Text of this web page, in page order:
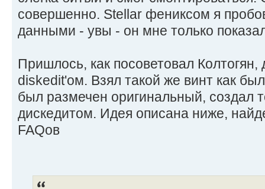
совершенно. Stellar фениксом я
данными - увы - он мне только
Пришлось, как посоветовал Колтогян,
diskedit'ом. Взял такой же винт как
был размечен оригинальный, создал
дискедитом. Идея описана ниже,
FAQов